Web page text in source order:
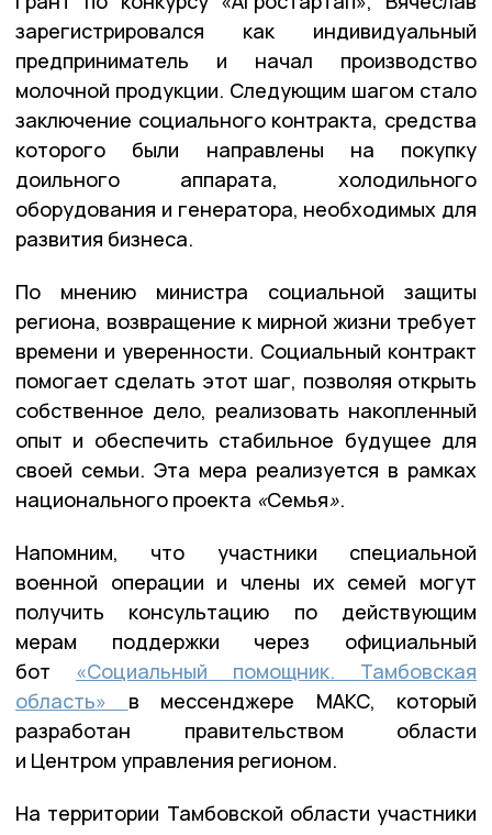
зарегистрировался как индивидуальный
предприниматель и начал производство
молочной продукции. Следующим шагом стало
заключение социального контракта, средства
которого были направлены на покупку
доильного аппарата, холодильного
оборудования и генератора, необходимых для
развития бизнеса.
По мнению министра социальной защиты
региона, возвращение к мирной жизни требует
времени и уверенности. Социальный контракт
помогает сделать этот шаг, позволяя открыть
собственное дело, реализовать накопленный
опыт и обеспечить стабильное будущее для
своей семьи. Эта мера реализуется в рамках
национального проекта «Семья».
Напомним, что участники специальной
военной операции и члены их семей могут
получить консультацию по действующим
мерам поддержки через официальный
бот «Социальный помощник. Тамбовская
область» в мессенджере МАКС, который
разработан правительством области
и Центром управления регионом.
На территории Тамбовской области участники